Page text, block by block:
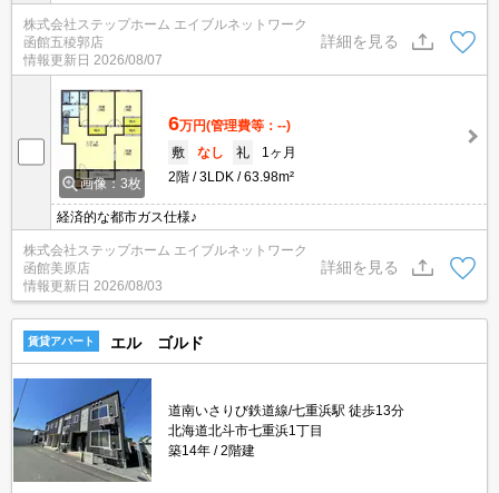
上磯店近くで買物便利♪駐車場が一台分無料となっております◎
株式会社ステップホーム エイブルネットワーク
函館五稜郭店
情報更新日 2026/08/07
詳細を見る
画像：3枚
6万円(管理費等：--)
敷
なし 礼
1ヶ月
2階
3LDK 63.98m²
経済的な都市ガス仕様♪
株式会社ステップホーム エイブルネットワーク
函館美原店
情報更新日 2026/08/03
詳細を見る
賃貸アパート エル ゴルド
道南いさりび鉄道線/七重浜駅 徒歩13分
北海道北斗市七重浜1丁目
築14年
2階建